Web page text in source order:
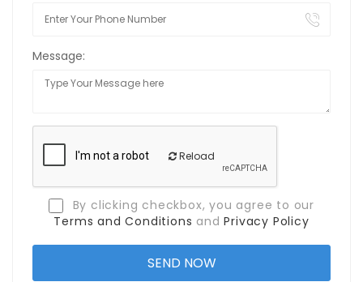
Message:
Reload
By clicking checkbox, you agree to our
Terms and Conditions andPrivacy Policy